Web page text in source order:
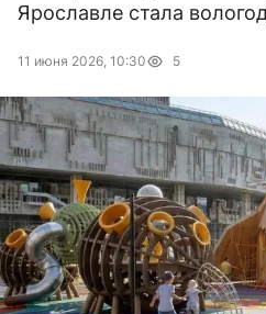
Ярославле стала
11 июня 2026, 10:30 5